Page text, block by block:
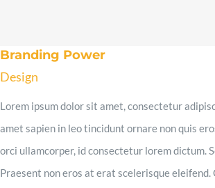
Branding Power
Design
Lorem ipsum dolor sit amet, consectetur
amet sapien in leo tincidunt ornare non quis
orci ullamcorper, id consectetur lorem dictum.
Praesent non eros at erat scelerisque